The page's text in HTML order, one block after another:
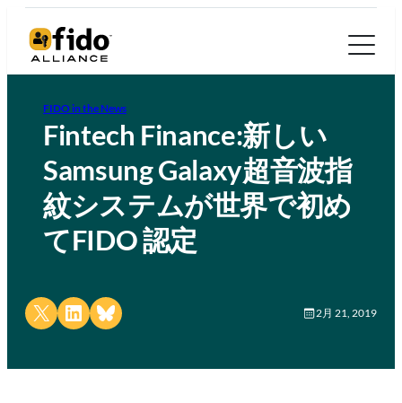
FIDO in the News
Fintech Finance:新しい
Samsung Galaxy超音波指
紋システムが世界で初め
てFIDO 認定
Share on X Share on LinkedIn
Share on Bluesky 2月 21, 2019